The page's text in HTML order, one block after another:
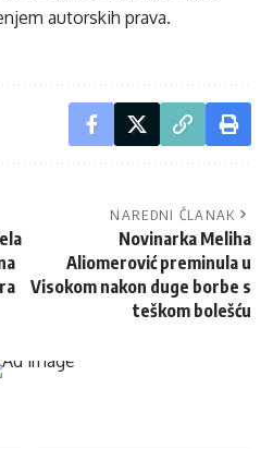
autorskih prava.
NAREDNI ČLANAK
Novinarka Meliha
Aliomerović preminula u
Visokom nakon duge borbe s
teškom bolešću